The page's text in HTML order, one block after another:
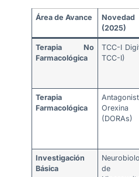
Área de Avance
Novedad
(2025)
Terapia No
Farmacológica
TCC-I
TCC-I)
Terapia
Farmacológica
Orexina
(DORAs)
Investigación
Básica
de